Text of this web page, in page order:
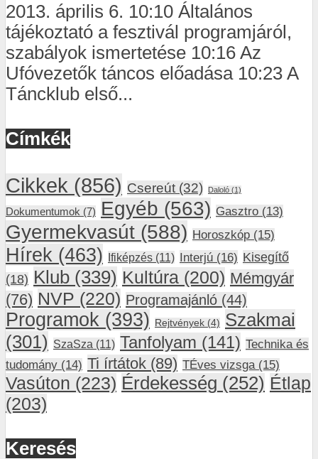
2013. április 6. 10:10 Általános
tájékoztató a fesztivál programjáról,
szabályok ismertetése 10:16 Az
Ufóvezetők táncos előadása 10:23 A
Táncklub első...
Címkék
Cikkek (856) Csereút (32) Daloló (1)
Dokumentumok (7) Egyéb (563) Gasztro (13)
Gyermekvasút (588) Horoszkóp (15)
Hírek (463) Ifiképzés (11) Interjú (16) Kisegítő
(18) Klub (339) Kultúra (200) Mémgyár
(76) NVP (220) Programajánló (44)
Programok (393) Rejtvények (4) Szakmai
(301) SzaSza (11) Tanfolyam (141) Technika és
tudomány (14) Ti írtátok (89) TÉves vizsga (15)
Vasúton (223) Érdekesség (252) Étlap
(203)
Keresés